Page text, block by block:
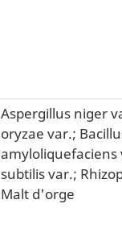
Aspergillus niger
oryzae var.;
amyloliquefaciens
subtilis var.;
Malt d'orge